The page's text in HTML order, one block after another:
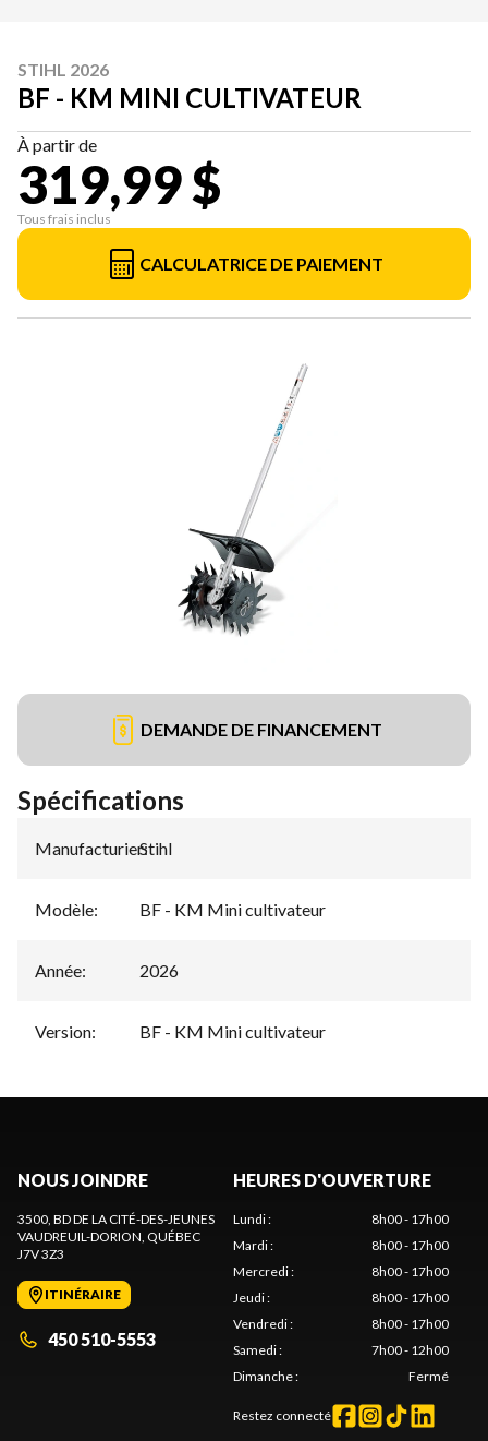
STIHL 2026
BF - KM MINI CULTIVATEUR
À partir de
319,99 $
Tous frais inclus
CALCULATRICE DE PAIEMENT
DEMANDE DE FINANCEMENT
Spécifications
Manufacturier:
Stihl
Modèle: BF - KM Mini cultivateur
Année: 2026
Version: BF - KM Mini cultivateur
NOUS JOINDRE
3500, BD DE LA CITÉ-DES-JEUNES
VAUDREUIL-DORION, QUÉBEC
J7V 3Z3
ITINÉRAIRE
450 510-5553
HEURES D'OUVERTURE
Lundi:
8h00 - 17h00
Mardi:
8h00 - 17h00
Mercredi:
8h00 - 17h00
Jeudi:
8h00 - 17h00
Vendredi:
8h00 - 17h00
Samedi:
7h00 - 12h00
Dimanche: Fermé
Restez connecté